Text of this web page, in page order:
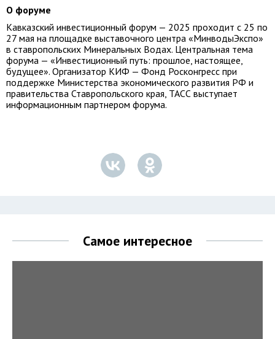
О форуме
Кавказский инвестиционный форум — 2025 проходит с 25 по
27 мая на площадке выставочного центра «МинводыЭкспо»
в ставропольских Минеральных Водах. Центральная тема
форума — «Инвестиционный путь: прошлое, настоящее,
будущее». Организатор КИФ — Фонд Росконгресс при
поддержке Министерства экономического развития РФ и
правительства Ставропольского края, ТАСС выступает
информационным партнером форума.
Самое интересное